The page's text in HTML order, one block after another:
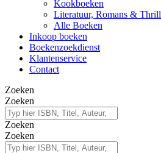
Kookboeken
Literatuur, Romans &
Alle Boeken
Inkoop boeken
Boekenzoekdienst
Klantenservice
Contact
Zoeken
Zoeken
Zoeken
Zoeken